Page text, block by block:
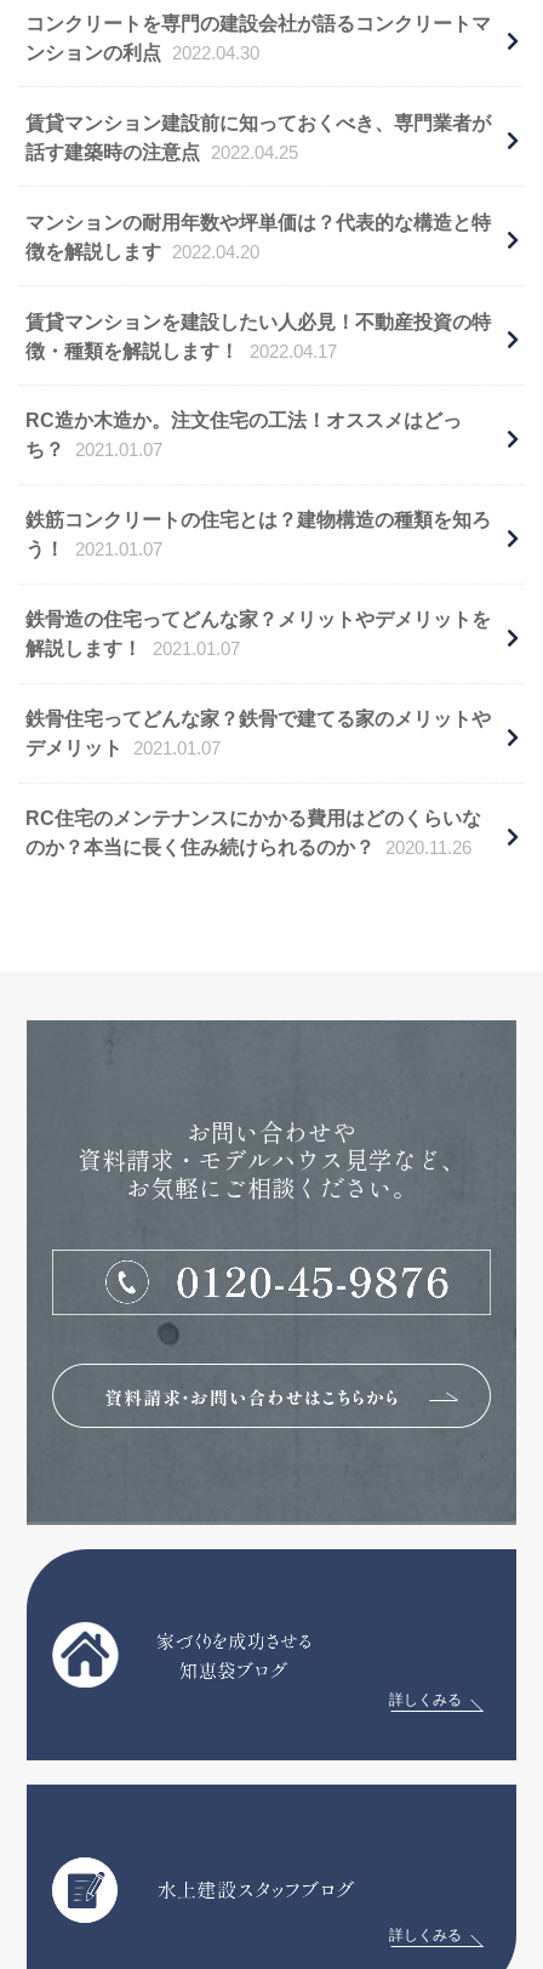
コンクリートを専門の建設会社が語るコンクリートマ
ンションの利点
2022.04.30
賃貸マンション建設前に知っておくべき、専門業者が
話す建築時の注意点
2022.04.25
マンションの耐用年数や坪単価は？代表的な構造と特
徴を解説します
2022.04.20
賃貸マンションを建設したい人必見！不動産投資の特
徴・種類を解説します！
2022.04.17
RC造か木造か。注文住宅の工法！オススメはどっ
ち？
2021.01.07
鉄筋コンクリートの住宅とは？建物構造の種類を知ろ
う！
2021.01.07
鉄骨造の住宅ってどんな家？メリットやデメリットを
解説します！
2021.01.07
鉄骨住宅ってどんな家？鉄骨で建てる家のメリットや
デメリット
2021.01.07
RC住宅のメンテナンスにかかる費用はどのくらいな
のか？本当に長く住み続けられるのか？
2020.11.26
お問い合わせや
資料請求・モデルハウス見学など、
お気軽にご相談ください。
詳しくみる
詳しくみる